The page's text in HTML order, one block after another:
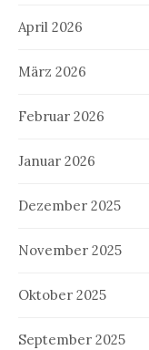
April 2026
März 2026
Februar 2026
Januar 2026
Dezember 2025
November 2025
Oktober 2025
September 2025